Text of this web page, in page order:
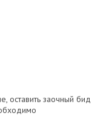
оставить заочный бид